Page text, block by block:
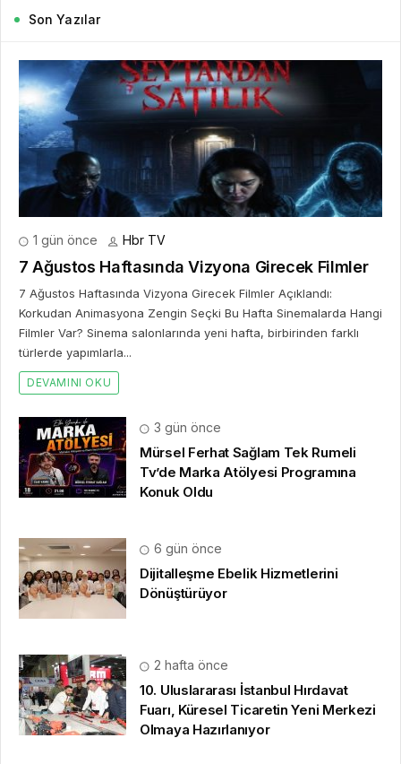
Son Yazılar
1 gün önce Hbr TV
7 Ağustos Haftasında Vizyona Girecek Filmler
7 Ağustos Haftasında Vizyona Girecek Filmler Açıklandı:
Korkudan Animasyona Zengin Seçki Bu Hafta Sinemalarda Hangi
Filmler Var? Sinema salonlarında yeni hafta, birbirinden farklı
türlerde yapımlarla...
DEVAMINI OKU
3 gün önce
Mürsel Ferhat Sağlam Tek Rumeli
Tv’de Marka Atölyesi Programına
Konuk Oldu
6 gün önce
Dijitalleşme Ebelik Hizmetlerini
Dönüştürüyor
2 hafta önce
10. Uluslararası İstanbul Hırdavat
Fuarı, Küresel Ticaretin Yeni Merkezi
Olmaya Hazırlanıyor